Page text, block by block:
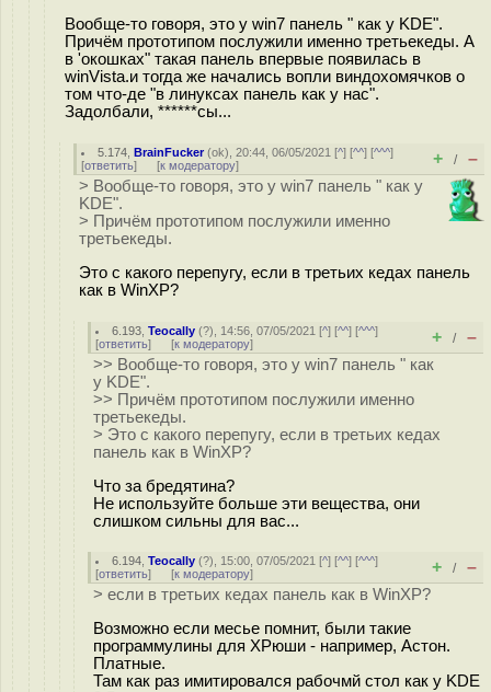
Вообще-то говоря, это у win7 панель " как у KDE".
Причём прототипом послужили именно третьекеды. А
в 'окошках" такая панель впервые появилась в
winVista.и тогда же начались вопли виндохомячков о
том что-де "в линуксах панель как у нас".
Задолбали, ******сы...
5.174 ,BrainFucker(ok), 20:44, 06/05/2021 [^] [^^] [^^^]
[ответить] [к модератору] + / –
> Вообще-то говоря, это у win7 панель " как у
KDE".
> Причём прототипом послужили именно
третьекеды.
Это с какого перепугу, если в третьих кедах панель
как в WinXP?
6.193 ,Teocally (?), 14:56, 07/05/2021 [^] [^^] [^^^]
[ответить] [к модератору] + / –
>> Вообще-то говоря, это у win7 панель " как
у KDE".
>> Причём прототипом послужили именно
третьекеды.
> Это с какого перепугу, если в третьих кедах
панель как в WinXP?
Что за бредятина?
Не используйте больше эти вещества, они
слишком сильны для вас...
6.194 ,Teocally (?), 15:00, 07/05/2021 [^] [^^] [^^^]
[ответить] [к модератору] + / –
> если в третьих кедах панель как в WinXP?
Возможно если месье помнит, были такие
программулины для ХРюши - например, Астон.
Платные.
Там как раз имитировался рабочмй стол как у KDE